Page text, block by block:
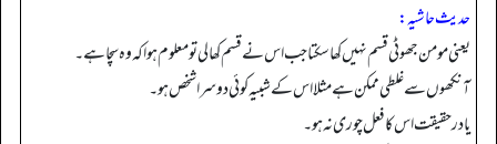
حدیث حاشیہ:
یعنی مومن جھوٹی قسم نہیں کھاسکتا جب ا س نے قسم کھالی تومعلوم ہواکہ وہ سچا ہے۔
آنکھوں سےغلطی ممکن ہے مثلا اس کے شبیہ کوئی دوسرا شخص ہو۔
یادرحقیقت اس کا فعل چوری نہ ہو۔